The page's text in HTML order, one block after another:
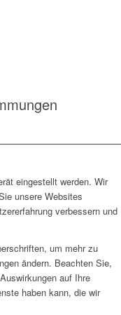
eingestellt werden. Wir
unsere Websites
verbessern und
um mehr zu
ändern. Beachten Sie,
auf Ihre
haben kann, die wir